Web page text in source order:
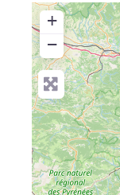
+
−